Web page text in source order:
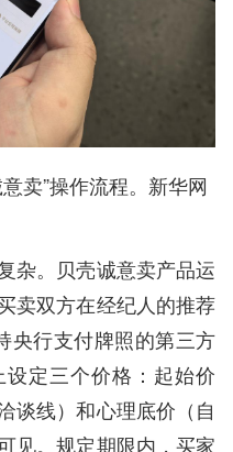
卖”操作流程。新华网
杂。贝壳诚意卖产品运
卖双方在经纪人的推荐
央行支付牌照的第三方
定三个价格：起始价
谈线）和心理底价（自
见。规定期限内，买家